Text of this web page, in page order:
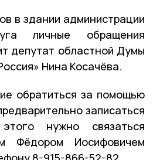
в здании администрации
личные обращения
депутат областной Думы
Нина Косачёва.
обратиться за помощью
записаться
нужно связаться
Фёдором Иосифовичем